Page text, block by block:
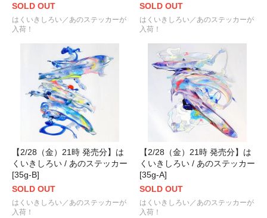
SOLD OUT
はくいきしろい／あのステッカーが
入荷！
SOLD OUT
はくいきしろい／あのステッカーが
入荷！
【2/28（金）21時 発売分】は
くいきしろい / あのステッカー
[35g-B]
SOLD OUT
はくいきしろい／あのステッカーが
入荷！
【2/28（金）21時 発売分】は
くいきしろい / あのステッカー
[35g-A]
SOLD OUT
はくいきしろい／あのステッカーが
入荷！